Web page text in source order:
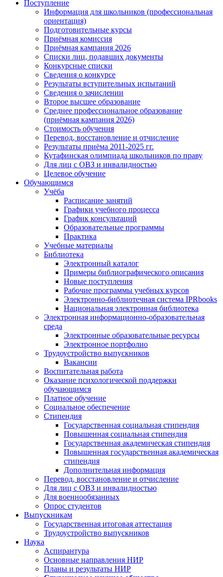
Поступление
Информация для школьников (профессиональная
ориентация)
Подготовительные курсы
Приёмная комиссия
Приёмная кампания 2026
Списки лиц, подавших документы
Конкурсные списки
Сведения о конкурсе
Результаты вступительных испытаний
Сведения о зачислении
Второе высшее образование
Среднее профессиональное образование
(приёмная кампания 2026)
Стоимость обучения
Перевод, восстановление и отчисление
Результаты приёма 2011-2025 гг.
Кутафинская олимпиада школьников по праву
Для лиц с ОВЗ и инвалидностью
Целевое обучение
Обучающимся
Учёба
Расписание занятий
Графики учебного процесса
График консультаций
Образовательные программы
Практика
Учебные материалы
Библиотека
Электронный каталог
Примеры библиографического описания
Новые поступления
Рабочие программы учебных курсов
Электронно-библиотечная система IPRbooks
Национальная электронная библиотека
Электронная информационно-образовательная
среда
Электронные образовательные ресурсы
Электронное портфолио
Трудоустройство выпускников
Вакансии
Воспитательная работа
Оказание психологической поддержки
обучающимся
Платное обучение
Социальное обеспечение
Стипендия
Государственная социальная стипендия
Повышенная социальная стипендия
Государственная академическая стипендия
Повышенная государственная академическая
стипендия
Дополнительная информация
Перевод, восстановление и отчисление
Для лиц с ОВЗ и инвалидностью
Для военнообязанных
Опрос студентов
Выпускникам
Государственная итоговая аттестация
Трудоустройство выпускников
Наука
Аспирантура
Основные направления НИР
Планы и результаты НИР